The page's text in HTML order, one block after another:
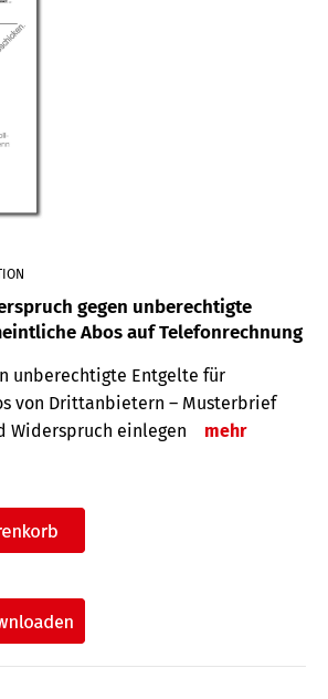
gegen unberechtigte
Abos auf Telefonrechnung
unberechtigte Entgelte für
von Drittanbietern – Musterbrief
Widerspruch einlegen
mehr